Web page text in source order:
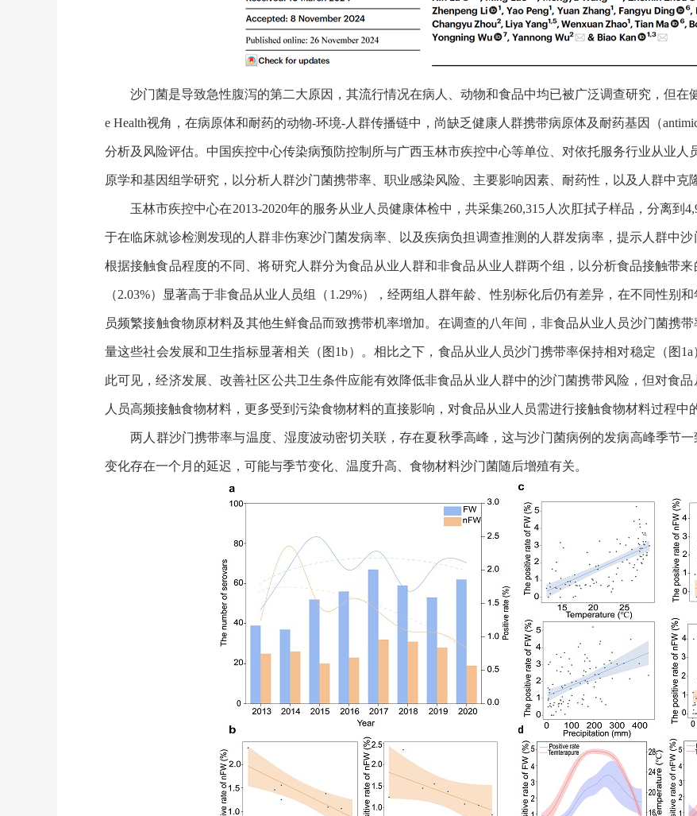
沙门菌是导致急性腹泻的第二大原因，其流行情况在病人、动物和食品中均已被广泛调查研究，但在
e Health视角，在病原体和耐药的动物-环境-人群传播链中，尚缺乏健康人群携带病原体及耐药基因（
分析及风险评估。中国疾控中心传染病预防控制所与广西玉林市疾控中心等单位、对依托服务行业从业
原学和基因组学研究，以分析人群沙门菌携带率、职业感染风险、主要影响因素、耐药性，以及人群中克
玉林市疾控中心在2013-2020年的服务从业人员健康体检中，共采集260,315人次肛拭子样品，分离到
于在临床就诊检测发现的人群非伤寒沙门菌发病率、以及疾病负担调查推测的人群发病率，提示人群中
根据接触食品程度的不同、将研究人群分为食品从业人群和非食品从业人群两个组，以分析食品接触带
（2.03%）显著高于非食品从业人员组（1.29%），经两组人群年龄、性别标化后仍有差异，在不同性别
员频繁接触食物原材料及其他生鲜食品而致携带机率增加。在调查的八年间，非食品从业人员沙门菌携
量这些社会发展和卫生指标显著相关（图1b）。相比之下，食品从业人员沙门携带率保持相对稳定（图
此可见，经济发展、改善社区公共卫生条件应能有效降低非食品从业人群中的沙门菌携带风险，但对食
人员高频接触食物材料，更多受到污染食物材料的直接影响，对食品从业人员需进行接触食物材料过程中
两人群沙门携带率与温度、湿度波动密切关联，存在夏秋季高峰，这与沙门菌病例的发病高峰季节一
变化存在一个月的延迟，可能与季节变化、温度升高、食物材料沙门菌随后增殖有关。